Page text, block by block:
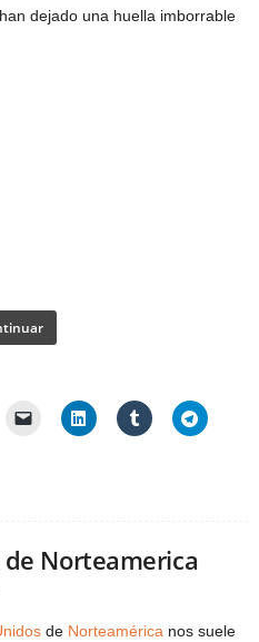
han dejado una huella imborrable
Norteamerica
de Norteamérica nos suele